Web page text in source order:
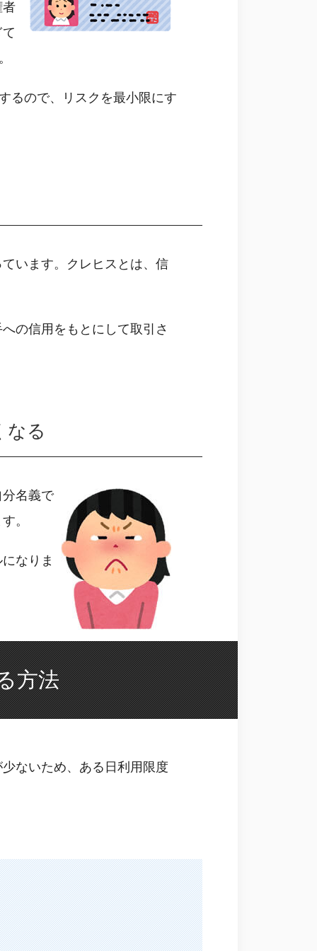
者
るので、リスクを最小限にす
います。クレヒスとは、信
の信用をもとにして取引さ
なる
名義で
。
なりま
方法
ないため、ある日利用限度